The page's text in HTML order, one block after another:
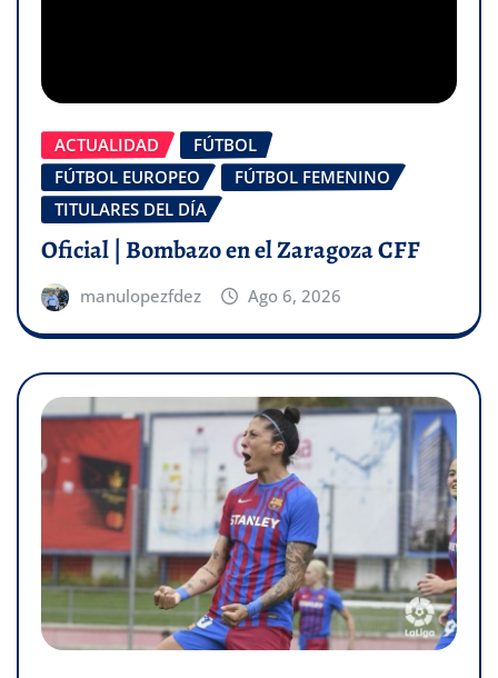
ACTUALIDAD
FÚTBOL
FÚTBOL EUROPEO
FÚTBOL FEMENINO
TITULARES DEL DÍA
Oficial | Bombazo en el Zaragoza CFF
manulopezfdez Ago 6, 2026